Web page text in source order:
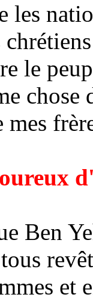
les
le
mes
Ben
et